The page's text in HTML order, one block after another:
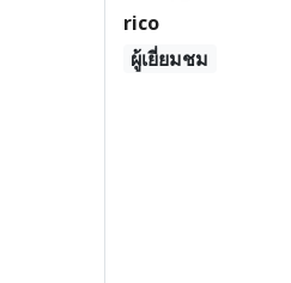
rico
ผู้เยี่ยมชม